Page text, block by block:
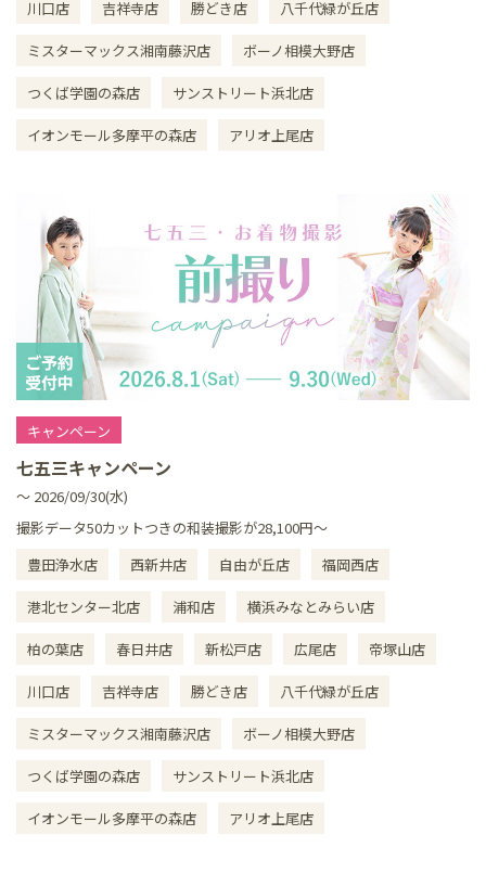
川口店 吉祥寺店 勝どき店 八千代緑が丘店
ミスターマックス湘南藤沢店 ボーノ相模大野店
つくば学園の森店 サンストリート浜北店
イオンモール多摩平の森店 アリオ上尾店
キャンペーン
七五三キャンペーン
～ 2026/09/30(水)
撮影データ50カットつきの和装撮影が28,100円～
豊田浄水店
西新井店 自由が丘店 福岡西店
港北センター北店 浦和店 横浜みなとみらい店
柏の葉店 春日井店 新松戸店 広尾店 帝塚山店
川口店 吉祥寺店 勝どき店 八千代緑が丘店
ミスターマックス湘南藤沢店 ボーノ相模大野店
つくば学園の森店 サンストリート浜北店
イオンモール多摩平の森店 アリオ上尾店